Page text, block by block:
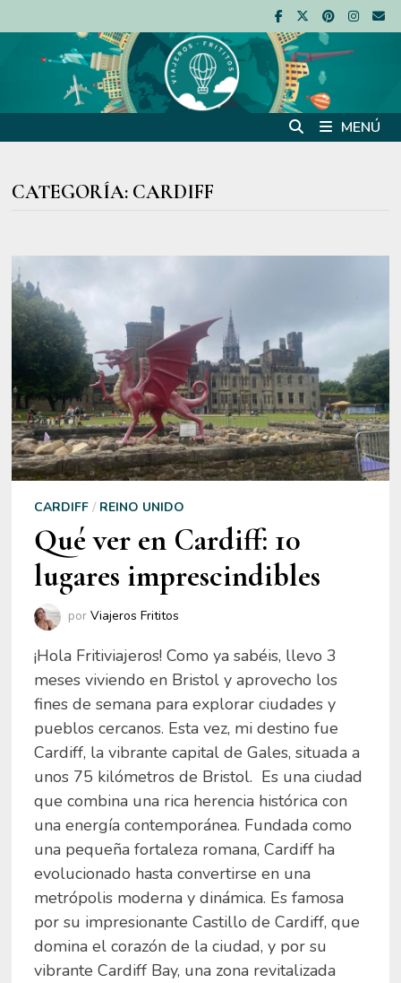
al
contenido
MENÚ
CATEGORÍA: CARDIFF
CARDIFF/ REINO UNIDO
Qué ver en Cardiff: 10
lugares imprescindibles
por Viajeros Frititos
¡Hola Fritiviajeros! Como ya sabéis, llevo 3
meses viviendo en Bristol y aprovecho los
fines de semana para explorar ciudades y
pueblos cercanos. Esta vez, mi destino fue
Cardiff, la vibrante capital de Gales, situada a
unos 75 kilómetros de Bristol. Es una ciudad
que combina una rica herencia histórica con
una energía contemporánea. Fundada como
una pequeña fortaleza romana, Cardiff ha
evolucionado hasta convertirse en una
metrópolis moderna y dinámica. Es famosa
por su impresionante Castillo de Cardiff, que
domina el corazón de la ciudad, y por su
vibrante Cardiff Bay, una zona revitalizada